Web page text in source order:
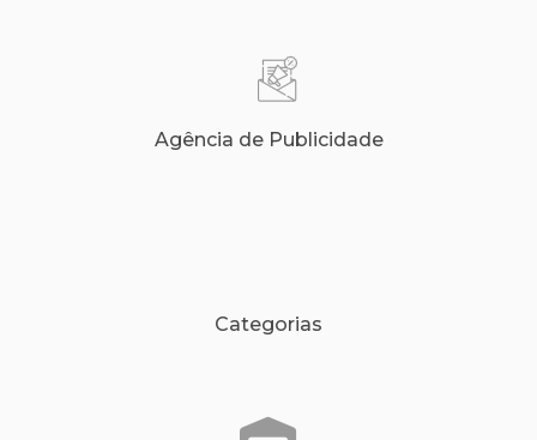
Agência de Publicidade
Categorias